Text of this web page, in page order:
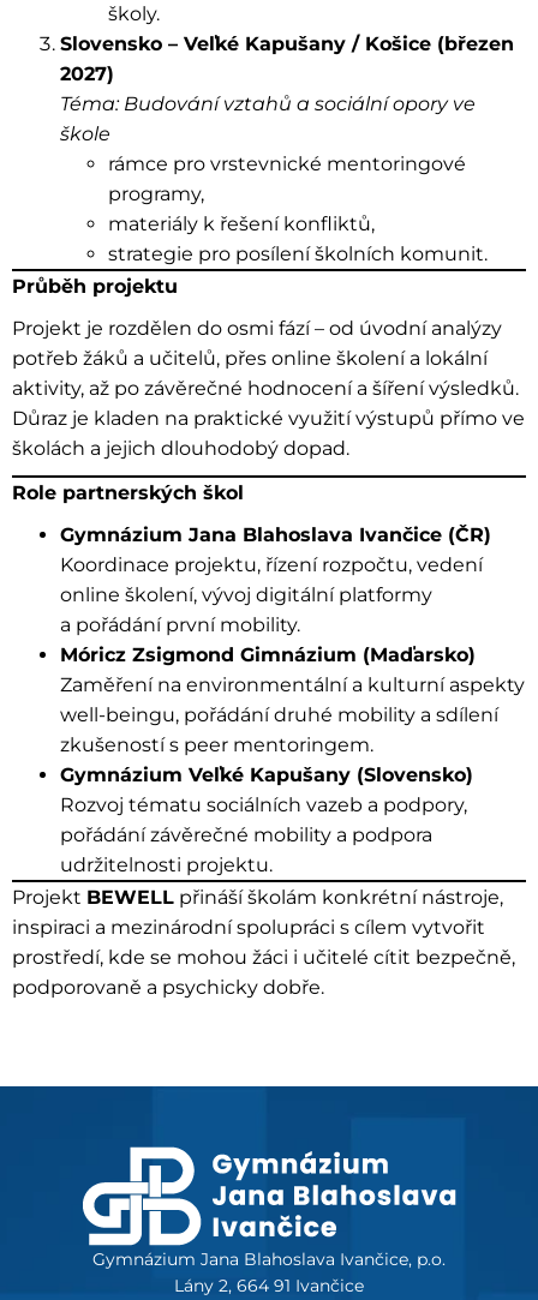
školy.
Slovensko – Veľké Kapušany / Košice (březen
2027)
Téma: Budování vztahů a sociální opory ve
škole
rámce pro vrstevnické mentoringové
programy,
materiály k řešení konfliktů,
strategie pro posílení školních komunit.
Průběh projektu
Projekt je rozdělen do osmi fází – od úvodní analýzy
potřeb žáků a učitelů, přes online školení a lokální
aktivity, až po závěrečné hodnocení a šíření výsledků.
Důraz je kladen na praktické využití výstupů přímo ve
školách a jejich dlouhodobý dopad.
Role partnerských škol
Gymnázium Jana Blahoslava Ivančice (ČR)
Koordinace projektu, řízení rozpočtu, vedení
online školení, vývoj digitální platformy
a pořádání první mobility.
Móricz Zsigmond Gimnázium (Maďarsko)
Zaměření na environmentální a kulturní aspekty
well-beingu, pořádání druhé mobility a sdílení
zkušeností s peer mentoringem.
Gymnázium Veľké Kapušany (Slovensko)
Rozvoj tématu sociálních vazeb a podpory,
pořádání závěrečné mobility a podpora
udržitelnosti projektu.
Projekt BEWELL přináší školám konkrétní nástroje,
inspiraci a mezinárodní spolupráci s cílem vytvořit
prostředí, kde se mohou žáci i učitelé cítit bezpečně,
podporovaně a psychicky dobře.
Gymnázium Jana Blahoslava Ivančice, p.o.
Lány 2, 664 91 Ivančice